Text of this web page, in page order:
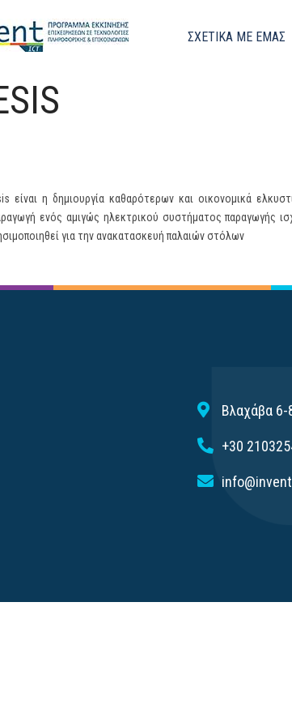
ΣΧΕΤΙΚΑ ΜΕ ΕΜΑΣ
είναι η δημιουργία καθαρότερων και οικονομικά
ενός αμιγώς ηλεκτρικού συστήματος παραγωγής
για την ανακατασκευή παλαιών στόλων
Βλαχάβα 6-
+30